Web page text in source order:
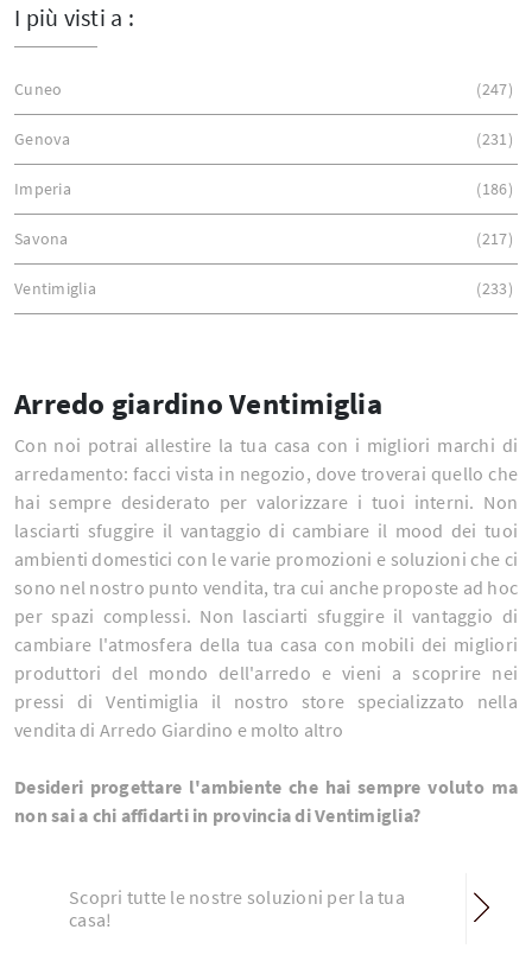
I più visti a :
Cuneo 247
Genova 231
Imperia 186
Savona 217
Ventimiglia 233
Arredo giardino Ventimiglia
Con noi potrai allestire la tua casa con i migliori marchi di
arredamento: facci vista in negozio, dove troverai quello che
hai sempre desiderato per valorizzare i tuoi interni. Non
lasciarti sfuggire il vantaggio di cambiare il mood dei tuoi
ambienti domestici con le varie promozioni e soluzioni che ci
sono nel nostro punto vendita, tra cui anche proposte ad hoc
per spazi complessi. Non lasciarti sfuggire il vantaggio di
cambiare l'atmosfera della tua casa con mobili dei migliori
produttori del mondo dell'arredo e vieni a scoprire nei
pressi di Ventimiglia il nostro store specializzato nella
vendita di Arredo Giardino e molto altro
Desideri progettare l'ambiente che hai sempre voluto ma
non sai a chi affidarti in provincia di Ventimiglia?
Scopri tutte le nostre soluzioni per la tua
casa!